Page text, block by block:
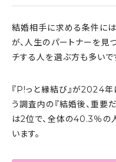
結婚相手に求める条件に
が、人生のパートナーを見
チする人を選ぶ方も多いで
『P!っと縁結び』が2024年
う調査内の『結婚後、重要
は2位で、全体の40.3％の
います。